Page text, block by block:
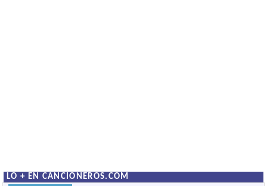
LO + EN CANCIONEROS.COM